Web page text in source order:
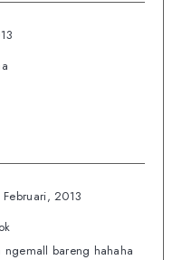
2013
ngemall bareng hahaha